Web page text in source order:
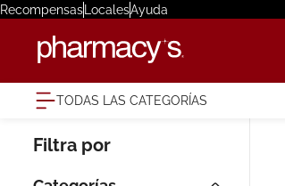
RecompensasLocalesAyuda
TODAS LAS CATEGORÍAS